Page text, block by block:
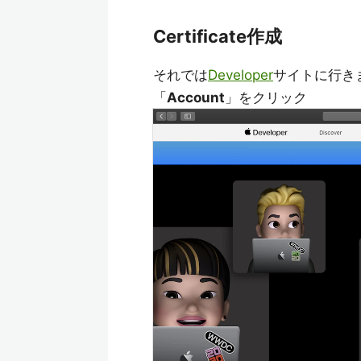
Certificate作成
それではDeveloperサイトに行き
「Account 」をクリック